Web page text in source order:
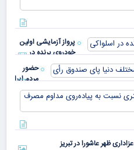
پرواز آزمایشی اولین
خودروی پرنده در
اسلواکی
حضور
مردم ایران
در
کشورهای
مختلف
دنیا پای
صندوق
عزاداری ظهر عاشورا در تبریز